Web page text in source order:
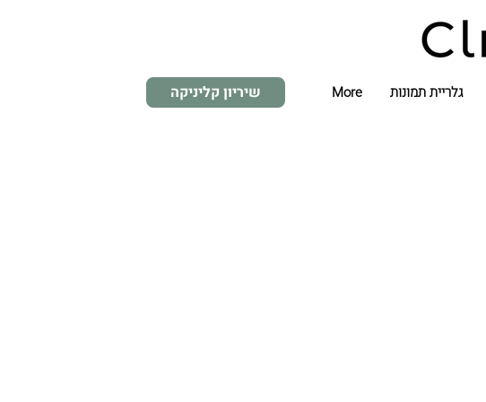
שיריון קליניקה גלריית תמונות More